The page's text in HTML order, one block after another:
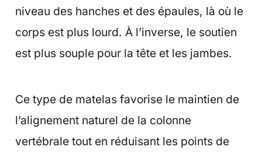
niveau des hanches et des épaules, là où le
corps est plus lourd. À l’inverse, le soutien
est plus souple pour la tête et les jambes.
Ce type de matelas favorise le maintien de
l’alignement naturel de la colonne
vertébrale tout en réduisant les points de